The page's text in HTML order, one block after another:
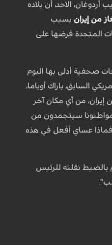
الاحد، أن بلاده
من إيران بسبب
المتحدة فرضها على
صحفية أدلى بها اليوم
السابق، باراك أوباما،
إيران، من أي مكان آخر
مواطنونا سيتجمدون من
فماذا عساي أفعل في هذه
بالضبط نقلته للرئيس